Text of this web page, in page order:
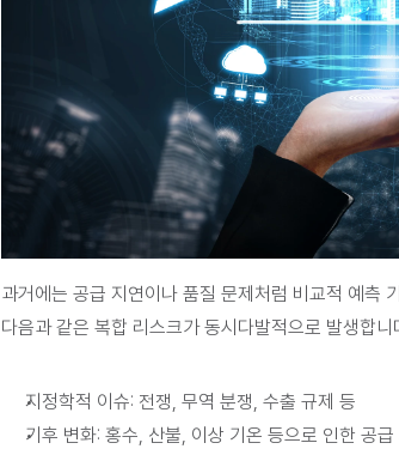
과거에는 공급 지연이나 품질 문제처럼 비교적 예측
다음과 같은 복합 리스크가 동시다발적으로 발생합니
지정학적 이슈: 전쟁, 무역 분쟁, 수출 규제 등
기후 변화: 홍수, 산불, 이상 기온 등으로 인한 공급